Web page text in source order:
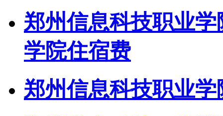
郑州信息科技职业
学院住宿费
郑州信息科技职业